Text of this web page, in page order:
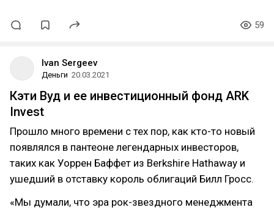
59
Ivan Sergeev
Деньги 20.03.2021
Кэти Вуд и ее инвестиционный фонд ARK
Invest
Прошло много времени с тех пор, как кто-то новый
появлялся в пантеоне легендарных инвесторов,
таких как Уоррен Баффет из Berkshire Hathaway и
ушедший в отставку король облигаций Билл Гросс.
«Мы думали, что эра рок-звездного менеджмента